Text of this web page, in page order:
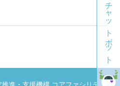
チャットボット